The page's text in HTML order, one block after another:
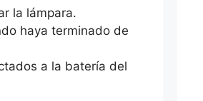
la lámpara.
haya terminado de
a la batería del